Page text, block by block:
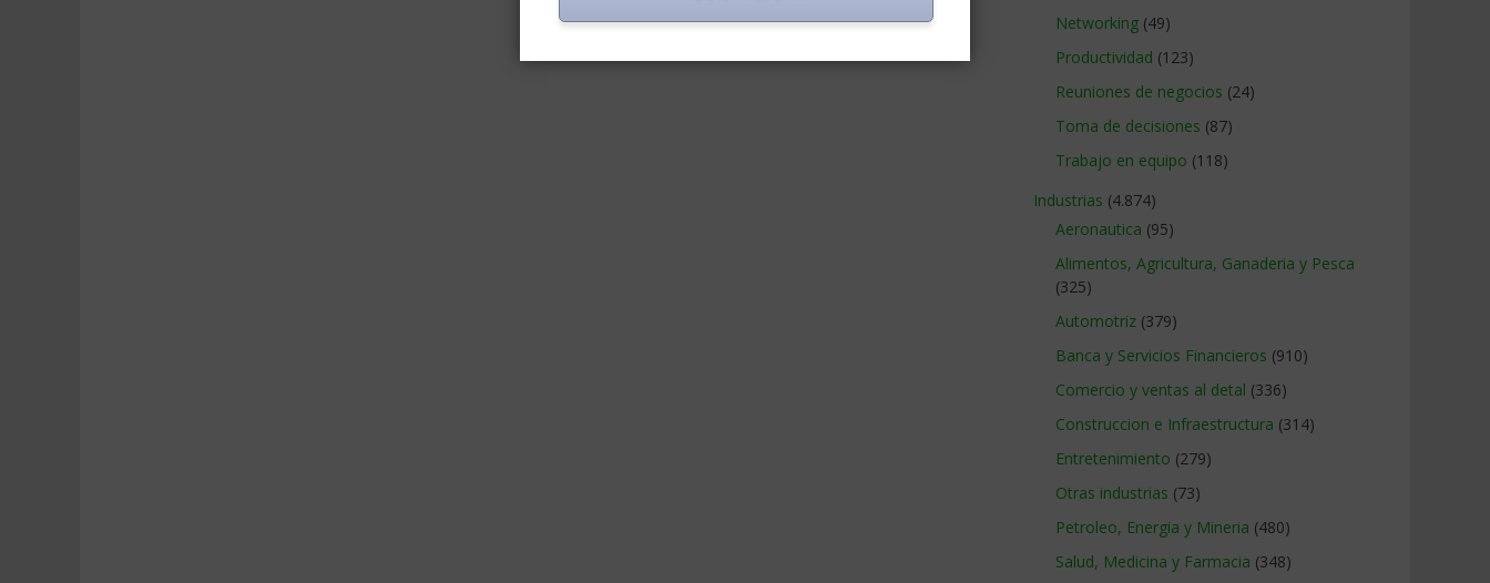
Networking (49)
Productividad (123)
Reuniones de negocios (24)
Toma de decisiones (87)
Trabajo en equipo (118)
Industrias (4.874)
Aeronautica (95)
Alimentos, Agricultura, Ganaderia y Pesca
(325)
Automotriz (379)
Banca y Servicios Financieros (910)
Comercio y ventas al detal (336)
Construccion e Infraestructura (314)
Entretenimiento (279)
Otras industrias (73)
Petroleo, Energia y Mineria (480)
Salud, Medicina y Farmacia (348)